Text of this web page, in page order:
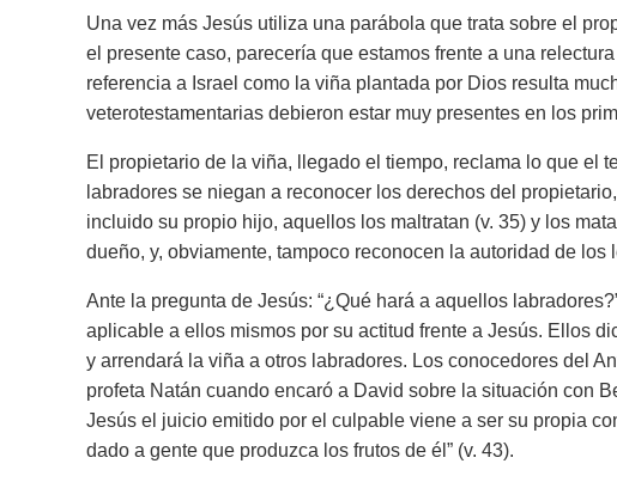
Una vez más Jesús utiliza una parábola que trata sobre el
el presente caso, parecería que estamos frente a una
referencia a Israel como la viña plantada por Dios resulta
veterotestamentarias debieron estar muy presentes en los
El propietario de la viña, llegado el tiempo, reclama lo que el
labradores se niegan a reconocer los derechos del
incluido su propio hijo, aquellos los maltratan (v. 35) y los
dueño, y, obviamente, tampoco reconocen la autoridad de los
Ante la pregunta de Jesús: “¿Qué hará a aquellos
aplicable a ellos mismos por su actitud frente a Jesús. Ellos
y arrendará la viña a otros labradores. Los conocedores del
profeta Natán cuando encaró a David sobre la situación con
Jesús el juicio emitido por el culpable viene a ser su propia
dado a gente que produzca los frutos de él” (v. 43).